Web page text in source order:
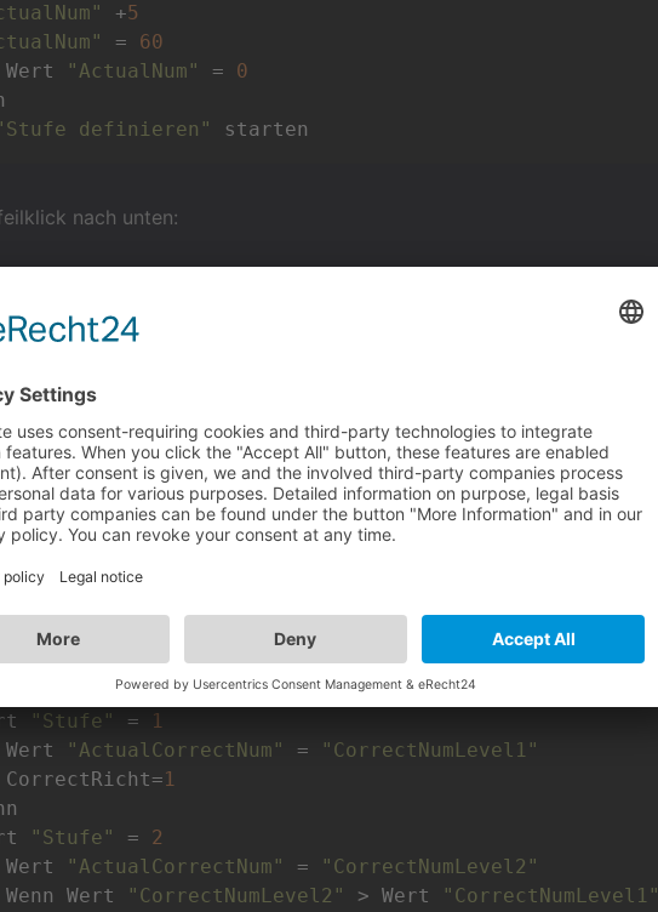
+5
= 60
	Wert
"ActualNum" = 0
definieren"
nach unten:
= 0
"ActualNum" = 55
definieren" starten
"Stufen definieren"
"Stufe" = 1
	Wert
"ActualCorrectNum" =
"CorrectNumLevel1"
	CorrectRicht=
1
"Stufe" = 2
	Wert
"ActualCorrectNum" =
"CorrectNumLevel2"
	Wenn Wert
"CorrectNumLevel2" > Wert
"CorrectNumLevel1"